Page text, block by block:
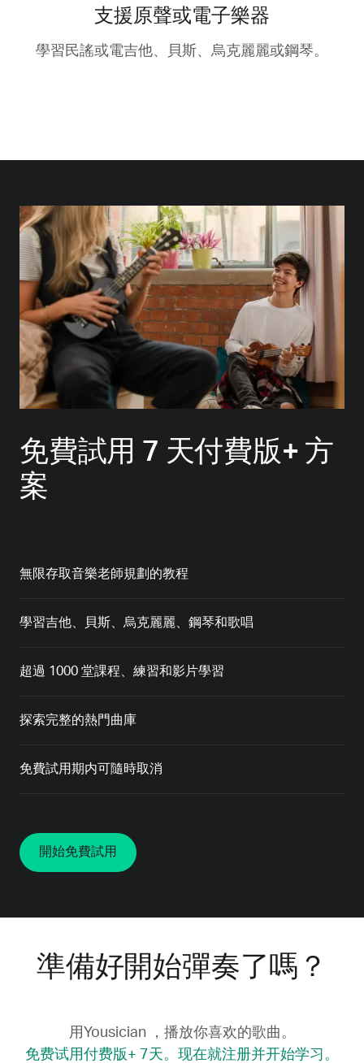
支援原聲或電子樂器
學習民謠或電吉他、貝斯、烏克麗麗或鋼琴。
免費試用 7 天付費版+ 方
案
無限存取音樂老師規劃的教程
學習吉他、貝斯、烏克麗麗、鋼琴和歌唱
超過 1000 堂課程、練習和影片學習
探索完整的熱門曲庫
免費試用期内可隨時取消
開始免費試用
準備好開始彈奏了嗎？
用Yousician ，播放你喜欢的歌曲。
免费试用付费版+ 7天。现在就注册并开始学习。